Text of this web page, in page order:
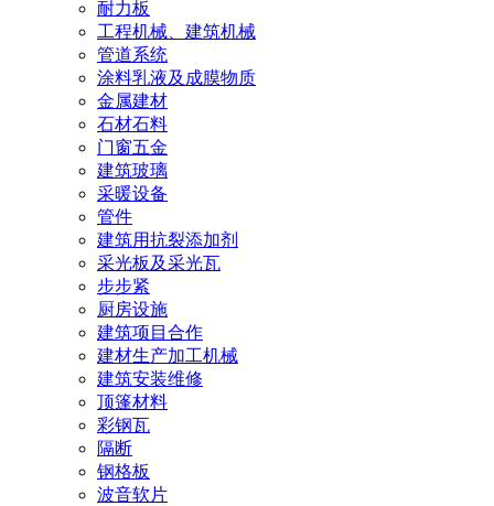
耐力板
工程机械、建筑机械
管道系统
涂料乳液及成膜物质
金属建材
石材石料
门窗五金
建筑玻璃
采暖设备
管件
建筑用抗裂添加剂
采光板及采光瓦
步步紧
厨房设施
建筑项目合作
建材生产加工机械
建筑安装维修
顶篷材料
彩钢瓦
隔断
钢格板
波音软片